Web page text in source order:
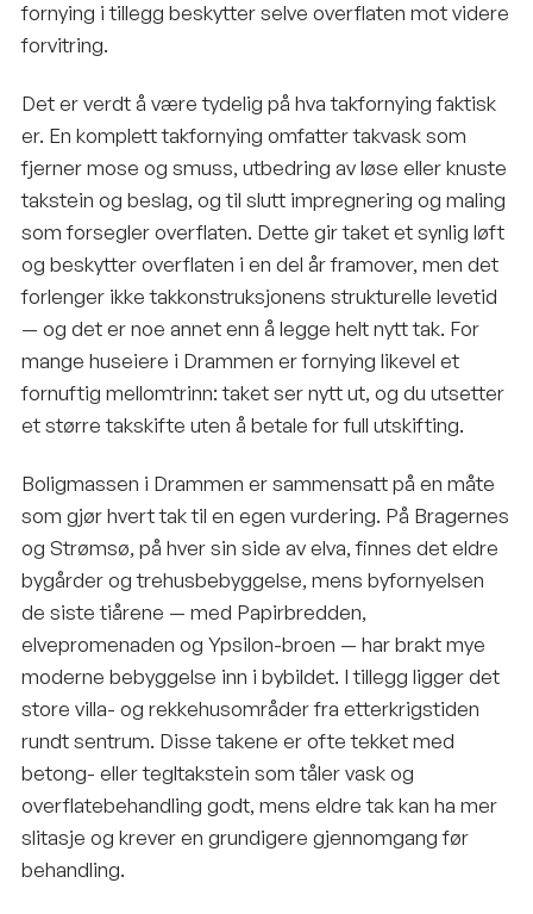
fornying i tillegg beskytter selve overflaten mot videre
forvitring.
Det er verdt å være tydelig på hva takfornying faktisk
er. En komplett takfornying omfatter takvask som
fjerner mose og smuss, utbedring av løse eller knuste
takstein og beslag, og til slutt impregnering og maling
som forsegler overflaten. Dette gir taket et synlig løft
og beskytter overflaten i en del år framover, men det
forlenger ikke takkonstruksjonens strukturelle levetid
— og det er noe annet enn å legge helt nytt tak. For
mange huseiere i Drammen er fornying likevel et
fornuftig mellomtrinn: taket ser nytt ut, og du utsetter
et større takskifte uten å betale for full utskifting.
Boligmassen i Drammen er sammensatt på en måte
som gjør hvert tak til en egen vurdering. På Bragernes
og Strømsø, på hver sin side av elva, finnes det eldre
bygårder og trehusbebyggelse, mens byfornyelsen
de siste tiårene — med Papirbredden,
elvepromenaden og Ypsilon-broen — har brakt mye
moderne bebyggelse inn i bybildet. I tillegg ligger det
store villa- og rekkehusområder fra etterkrigstiden
rundt sentrum. Disse takene er ofte tekket med
betong- eller tegltakstein som tåler vask og
overflatebehandling godt, mens eldre tak kan ha mer
slitasje og krever en grundigere gjennomgang før
behandling.